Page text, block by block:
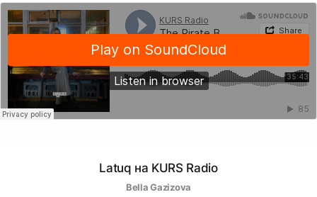
Latuq на KURS Radio
Bella Gazizova